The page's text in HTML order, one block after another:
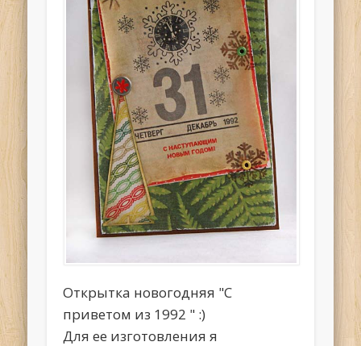
Открытка новогодняя "С
приветом из 1992 " :)
Для ее изготовления я